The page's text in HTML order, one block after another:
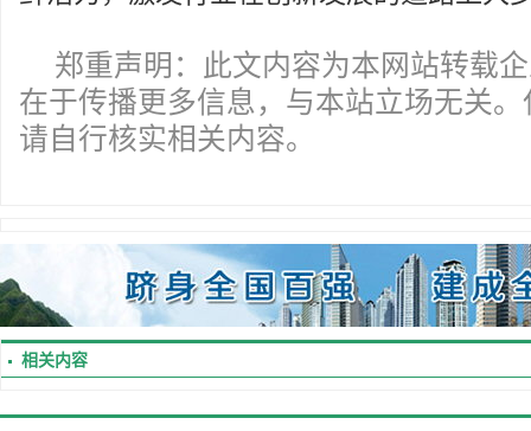
郑重声明：此文内容为本网站转载
在于传播更多信息，与本站立场无关
请自行核实相关内容。
相关内容